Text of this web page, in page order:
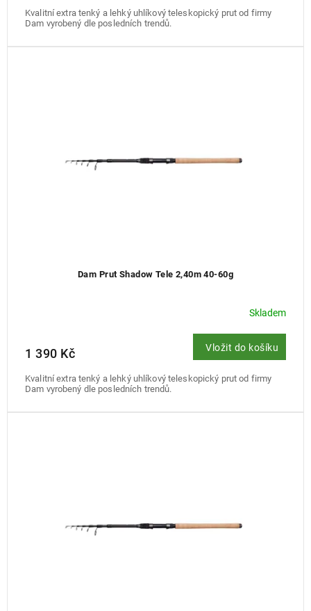
Kvalitní extra tenký a lehký uhlíkový teleskopický prut od firmy
Dam vyrobený dle posledních trendů.
Dam Prut Shadow Tele 2,40m 40-60g
Skladem
1 390 Kč Vložit do košíku
Kvalitní extra tenký a lehký uhlíkový teleskopický prut od firmy
Dam vyrobený dle posledních trendů.